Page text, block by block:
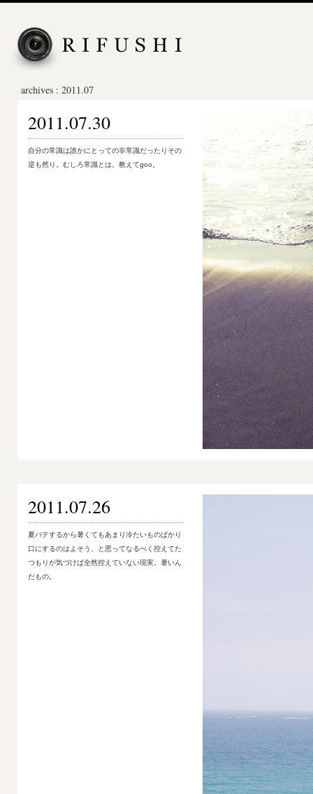
archives : 2011.07
2011.07.30
自分の常識は誰かにとっての非常識だったりその
逆も然り。むしろ常識とは。教えてgoo。
2011.07.26
夏バテするから暑くてもあまり冷たいものばかり
口にするのはよそう、と思ってなるべく控えてた
つもりが気づけば全然控えていない現実。暑いん
だもの。